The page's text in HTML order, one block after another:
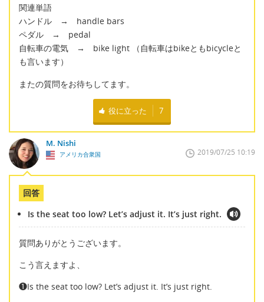
関連単語
ハンドル → handle bars
ペダル → pedal
自転車の電気 → bike light （自転車はbikeともbicycleと
も言います）
またの質問をお待ちしてます。
役に立った 7
M. Nishi
アメリカ合衆国 2019/07/25 10:19
回答
Is the seat too low? Let’s adjust it. It’s just right.
質問ありがとうございます。
こう言えますよ、
❶Is the seat too low? Let’s adjust it. It’s just right.